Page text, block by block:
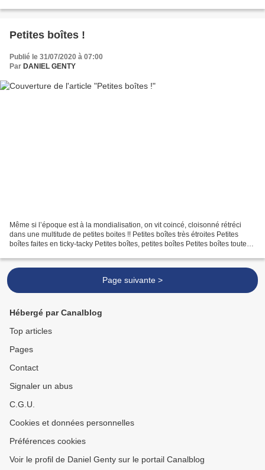
Petites boîtes !
Publié le 31/07/2020 à 07:00
Par DANIEL GENTY
Même si l’époque est à la mondialisation, on vit coincé, cloisonné rétréci
dans une multitude de petites boites !! Petites boîtes très étroites Petites
boîtes faites en ticky-tacky Petites boîtes, petites boîtes Petites boîtes toutes
Page suivante >
Hébergé par Canalblog
Top articles
Pages
Contact
Signaler un abus
C.G.U.
Cookies et données personnelles
Préférences cookies
Voir le profil de Daniel Genty sur le portail Canalblog